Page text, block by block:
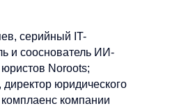
серийный IT-
и сооснователь ИИ-
Noroots;
юридического
компании